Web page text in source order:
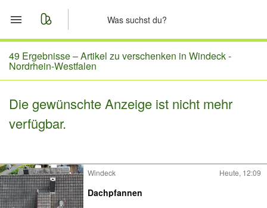
Start
Merkliste
Nachrichten
49 Ergebnisse –Artikel zu verschenken in Windeck -
Nordrhein-Westfalen
Die gewünschte Anzeige ist nicht mehr
verfügbar.
Windeck Heute, 12:09
Dachpfannen